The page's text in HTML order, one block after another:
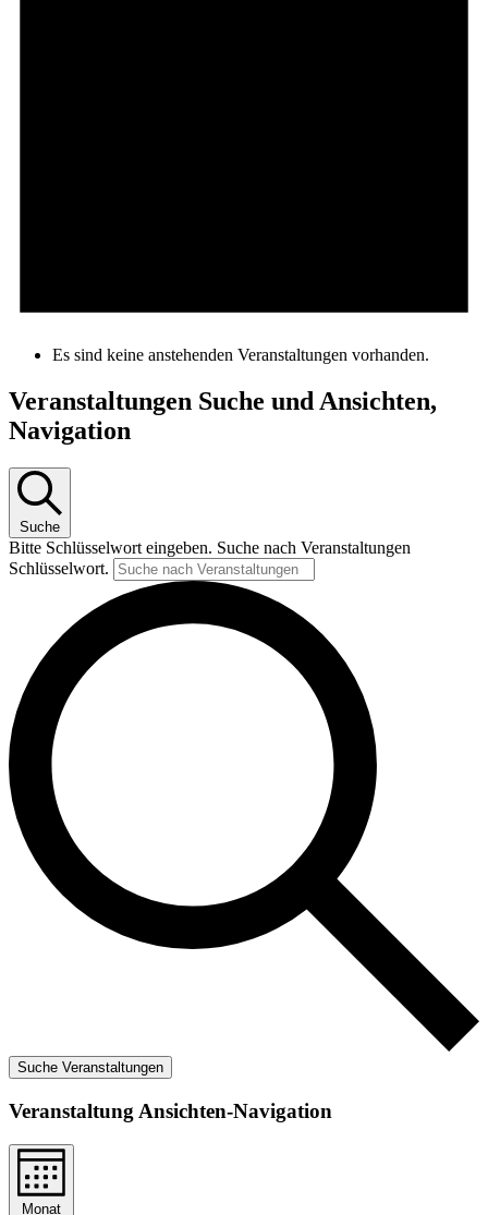
Es sind keine anstehenden Veranstaltungen vorhanden.
Veranstaltungen Suche und Ansichten,
Navigation
Suche
Bitte Schlüsselwort eingeben. Suche nach Veranstaltungen
Schlüsselwort.
Suche Veranstaltungen
Veranstaltung Ansichten-Navigation
Monat